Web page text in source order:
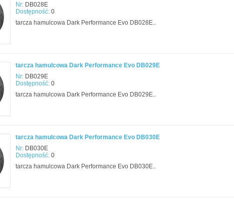
Nr: DB028E
Dostępność: 0
tarcza hamulcowa Dark Performance Evo DB028E..
tarcza hamulcowa Dark Performance Evo DB029E
Nr: DB029E
Dostępność: 0
tarcza hamulcowa Dark Performance Evo DB029E..
tarcza hamulcowa Dark Performance Evo DB030E
Nr: DB030E
Dostępność: 0
tarcza hamulcowa Dark Performance Evo DB030E..